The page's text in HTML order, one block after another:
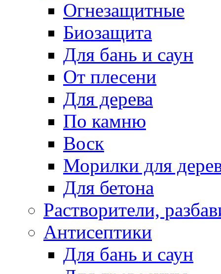
Огнезащитные
Биозащита
Для бань и саун
От плесени
Для дерева
По камню
Воск
Морилки для
Для бетона
Растворители,
Антисептики
Для бань и саун